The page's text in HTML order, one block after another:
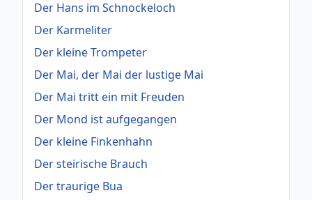
Der Hans im Schnockeloch
Der Karmeliter
Der kleine Trompeter
Der Mai, der Mai der lustige Mai
Der Mai tritt ein mit Freuden
Der Mond ist aufgegangen
Der kleine Finkenhahn
Der steirische Brauch
Der traurige Bua